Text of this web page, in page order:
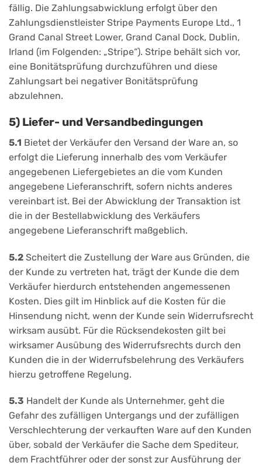
fällig. Die Zahlungsabwicklung erfolgt über den
Zahlungsdienstleister Stripe Payments Europe Ltd., 1
Grand Canal Street Lower, Grand Canal Dock, Dublin,
Irland (im Folgenden: „Stripe“). Stripe behält sich vor,
eine Bonitätsprüfung durchzuführen und diese
Zahlungsart bei negativer Bonitätsprüfung
abzulehnen.
5) Liefer- und Versandbedingungen
5.1 Bietet der Verkäufer den Versand der Ware an, so
erfolgt die Lieferung innerhalb des vom Verkäufer
angegebenen Liefergebietes an die vom Kunden
angegebene Lieferanschrift, sofern nichts anderes
vereinbart ist. Bei der Abwicklung der Transaktion ist
die in der Bestellabwicklung des Verkäufers
angegebene Lieferanschrift maßgeblich.
5.2 Scheitert die Zustellung der Ware aus Gründen, die
der Kunde zu vertreten hat, trägt der Kunde die dem
Verkäufer hierdurch entstehenden angemessenen
Kosten. Dies gilt im Hinblick auf die Kosten für die
Hinsendung nicht, wenn der Kunde sein Widerrufsrecht
wirksam ausübt. Für die Rücksendekosten gilt bei
wirksamer Ausübung des Widerrufsrechts durch den
Kunden die in der Widerrufsbelehrung des Verkäufers
hierzu getroffene Regelung.
5.3 Handelt der Kunde als Unternehmer, geht die
Gefahr des zufälligen Untergangs und der zufälligen
Verschlechterung der verkauften Ware auf den Kunden
über, sobald der Verkäufer die Sache dem Spediteur,
dem Frachtführer oder der sonst zur Ausführung der